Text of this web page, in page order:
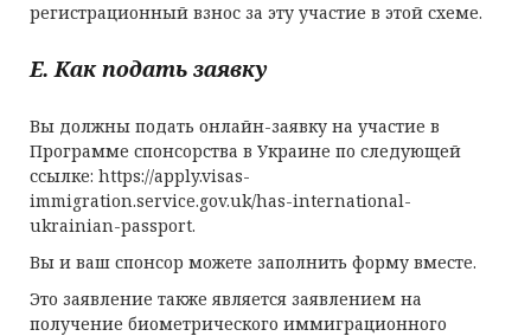
регистрационный взнос за эту участие в этой схеме.
E. Как подать заявку
Вы должны подать онлайн-заявку на участие в
Программе спонсорства в Украине по следующей
ссылке: https://apply.visas-
immigration.service.gov.uk/has-international-
ukrainian-passport.
Вы и ваш спонсор можете заполнить форму вместе.
Это заявление также является заявлением на
получение биометрического иммиграционного